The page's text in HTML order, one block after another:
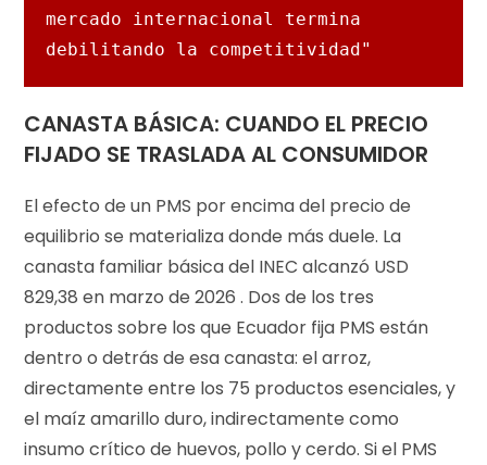
mercado internacional termina
debilitando la competitividad"
CANASTA BÁSICA: CUANDO EL PRECIO
FIJADO SE TRASLADA AL CONSUMIDOR
El efecto de un PMS por encima del precio de
equilibrio se materializa donde más duele. La
canasta familiar básica del INEC alcanzó USD
829,38 en marzo de 2026 . Dos de los tres
productos sobre los que Ecuador fija PMS están
dentro o detrás de esa canasta: el arroz,
directamente entre los 75 productos esenciales, y
el maíz amarillo duro, indirectamente como
insumo crítico de huevos, pollo y cerdo. Si el PMS